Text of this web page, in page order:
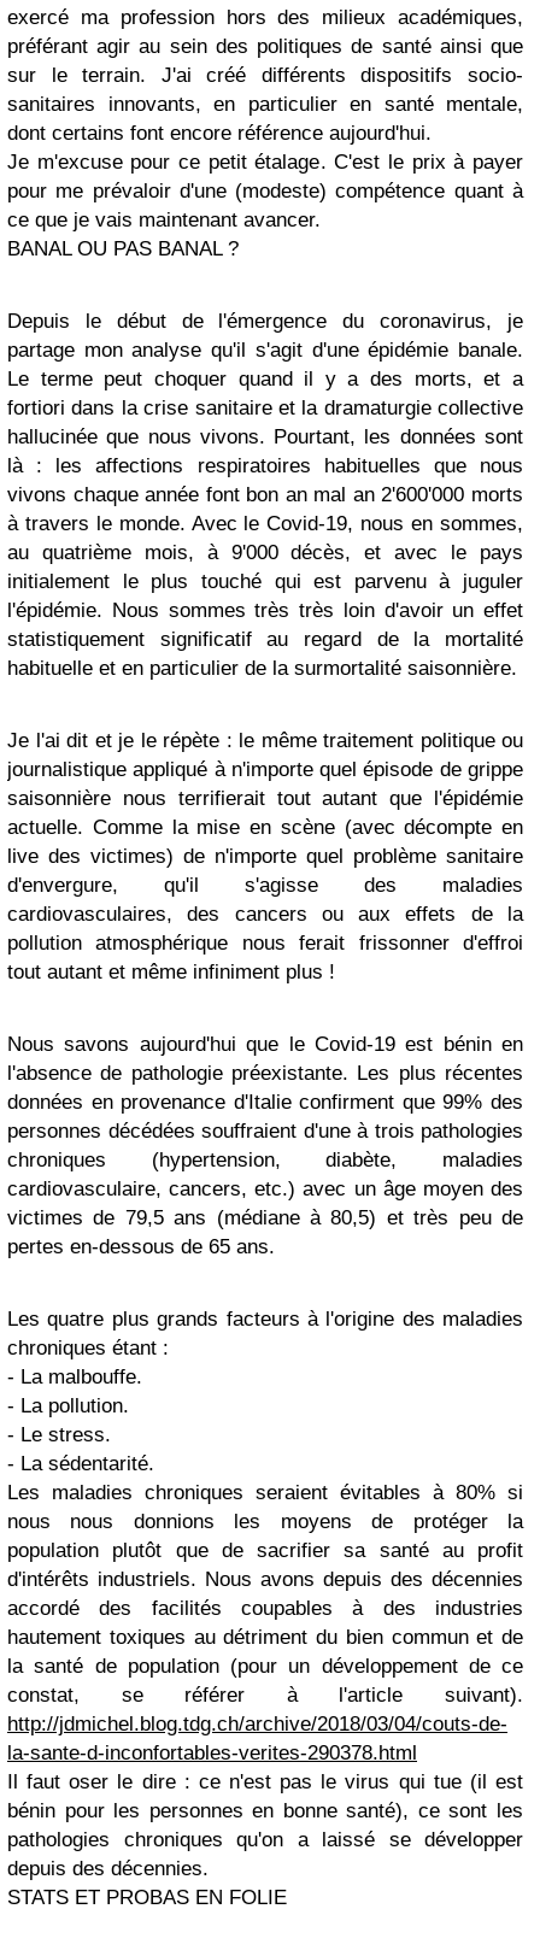
exercé ma profession hors des milieux académiques,
préférant agir au sein des politiques de santé ainsi que
sur le terrain. J'ai créé différents dispositifs socio-
sanitaires innovants, en particulier en santé mentale,
dont certains font encore référence aujourd'hui.
Je m'excuse pour ce petit étalage. C'est le prix à payer
pour me prévaloir d'une (modeste) compétence quant à
ce que je vais maintenant avancer.
BANAL OU PAS BANAL ?
Depuis le début de l'émergence du coronavirus, je
partage mon analyse qu'il s'agit d'une épidémie banale.
Le terme peut choquer quand il y a des morts, et a
fortiori dans la crise sanitaire et la dramaturgie collective
hallucinée que nous vivons. Pourtant, les données sont
là : les affections respiratoires habituelles que nous
vivons chaque année font bon an mal an 2'600'000 morts
à travers le monde. Avec le Covid-19, nous en sommes,
au quatrième mois, à 9'000 décès, et avec le pays
initialement le plus touché qui est parvenu à juguler
l'épidémie. Nous sommes très très loin d'avoir un effet
statistiquement significatif au regard de la mortalité
habituelle et en particulier de la surmortalité saisonnière.
Je l'ai dit et je le répète : le même traitement politique ou
journalistique appliqué à n'importe quel épisode de grippe
saisonnière nous terrifierait tout autant que l'épidémie
actuelle. Comme la mise en scène (avec décompte en
live des victimes) de n'importe quel problème sanitaire
d'envergure, qu'il s'agisse des maladies
cardiovasculaires, des cancers ou aux effets de la
pollution atmosphérique nous ferait frissonner d'effroi
tout autant et même infiniment plus !
Nous savons aujourd'hui que le Covid-19 est bénin en
l'absence de pathologie préexistante. Les plus récentes
données en provenance d'Italie confirment que 99% des
personnes décédées souffraient d'une à trois pathologies
chroniques (hypertension, diabète, maladies
cardiovasculaire, cancers, etc.) avec un âge moyen des
victimes de 79,5 ans (médiane à 80,5) et très peu de
pertes en-dessous de 65 ans.
Les quatre plus grands facteurs à l'origine des maladies
chroniques étant :
- La malbouffe.
- La pollution.
- Le stress.
- La sédentarité.
Les maladies chroniques seraient évitables à 80% si
nous nous donnions les moyens de protéger la
population plutôt que de sacrifier sa santé au profit
d'intérêts industriels. Nous avons depuis des décennies
accordé des facilités coupables à des industries
hautement toxiques au détriment du bien commun et de
la santé de population (pour un développement de ce
constat, se référer à l'article suivant).
http://jdmichel.blog.tdg.ch/archive/2018/03/04/couts-de-
la-sante-d-inconfortables-verites-290378.html
Il faut oser le dire : ce n'est pas le virus qui tue (il est
bénin pour les personnes en bonne santé), ce sont les
pathologies chroniques qu'on a laissé se développer
depuis des décennies.
STATS ET PROBAS EN FOLIE